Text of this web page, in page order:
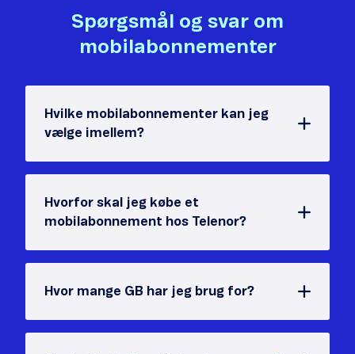
Spørgsmål og svar om
mobilabonnementer
Hvilke mobilabonnementer kan jeg
vælge imellem?
Hvorfor skal jeg købe et
mobilabonnement hos Telenor?
Hvor mange GB har jeg brug for?